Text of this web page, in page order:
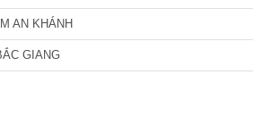
AN KHÁNH
GIANG